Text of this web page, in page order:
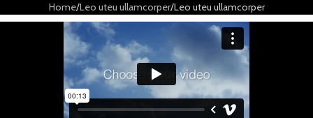
Home Leo uteu ullamcorper Leo uteu ullamcorper